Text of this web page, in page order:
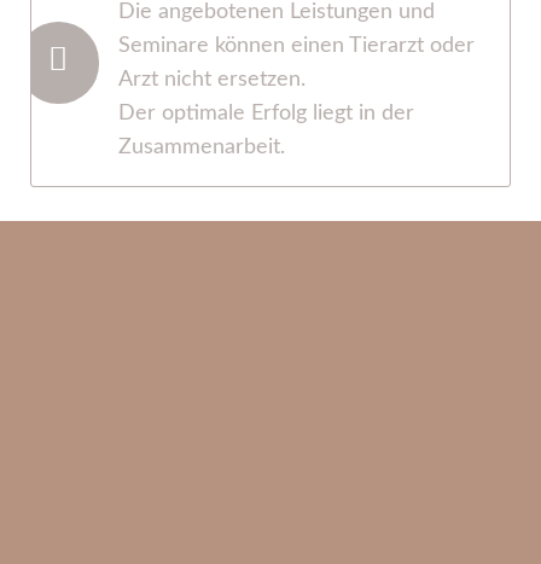
Die angebotenen Leistungen und
Seminare können einen Tierarzt oder
Arzt nicht ersetzen.
Der optimale Erfolg liegt in der
Zusammenarbeit.